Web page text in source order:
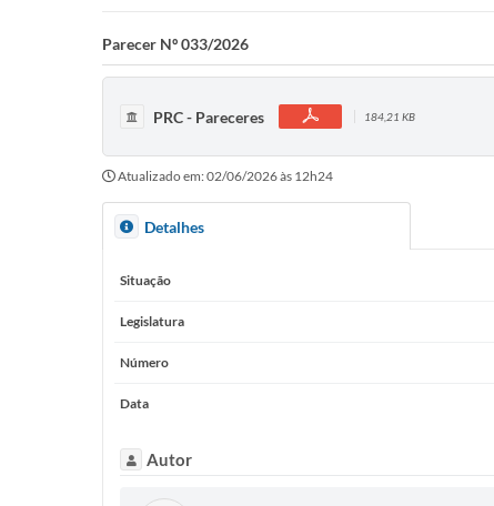
Parecer Nº 033/2026
PRC - Pareceres 184,21 KB
Atualizado em: 02/06/2026 às 12h24
Detalhes
Situação
Legislatura
Número
Data
Autor